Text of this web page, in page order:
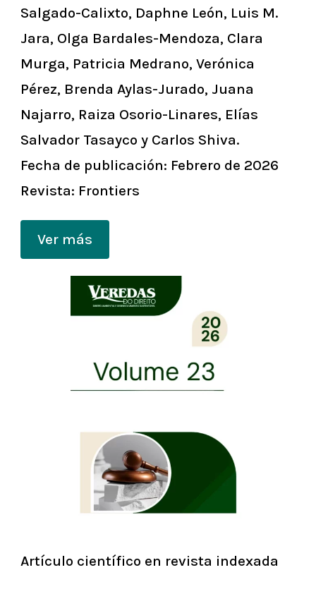
Salgado-Calixto, Daphne León, Luis M.
Jara, Olga Bardales-Mendoza, Clara
Murga, Patricia Medrano, Verónica
Pérez, Brenda Aylas-Jurado, Juana
Najarro, Raiza Osorio-Linares, Elías
Salvador Tasayco y Carlos Shiva.
Fecha de publicación: Febrero de 2026
Revista: Frontiers
Ver más
Artículo científico en revista indexada